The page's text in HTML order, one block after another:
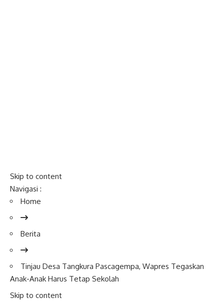
Skip to content
Navigasi :
Home
Berita
Tinjau Desa Tangkura Pascagempa, Wapres Tegaskan
Anak-Anak Harus Tetap Sekolah
Skip to content